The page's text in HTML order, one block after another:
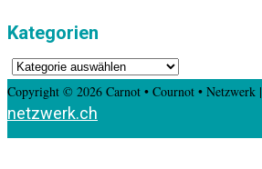
Kategorien
Kategorien
Copyright © 2026 Carnot • Cournot • Netzwerk |
netzwerk.ch